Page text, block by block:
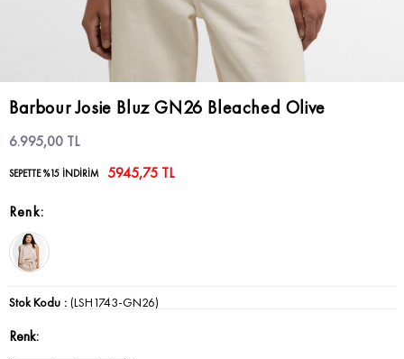
Barbour Josie Bluz GN26 Bleached Olive
6.995,00 TL
SEPETTE %15 İNDİRİM 5945,75 TL
Stok Kodu (LSH1743-GN26)
Renk